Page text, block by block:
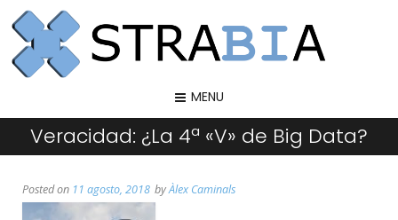
MENU
Veracidad: ¿La 4ª «V» de Big Data?
Posted on 11 agosto, 2018 byÀlex Caminals